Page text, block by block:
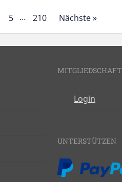
5 … 210 Nächste »
MITGLIEDSCHAFT
Login
UNTERSTÜTZEN